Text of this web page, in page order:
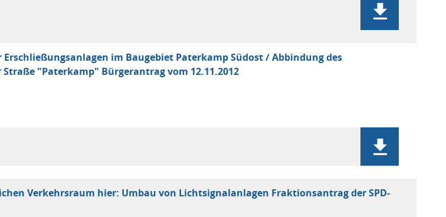
im Baugebiet Paterkamp Südost / Abbindung des
"Paterkamp" Bürgerantrag vom 12.11.2012
Verkehrsraum hier: Umbau von Lichtsignalanlagen Fraktionsantrag der SPD-